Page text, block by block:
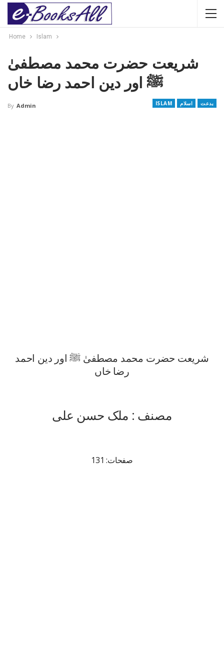
Home Islam
شریعت حضرت محمد مصطفیٰ
ﷺ اور دین احمد رضا خاں
ISLAM اسلام بدعت By Admin
شریعت حضرت محمد مصطفیٰ ﷺ اور دین احمد
رضا خاں
مصنف : ملک حسن علی
صفحات: 131